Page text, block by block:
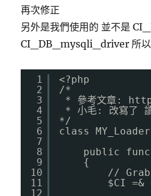
再次修正
另外是我們使用的 並不是
CI_DB_mysqli_driver 所以
1
2
3
4
5
6
7
8
9
10
11
12
<?php
/*
* 參考文章:
* 小毛: 改寫了
*/
class
public
{
//
$CI